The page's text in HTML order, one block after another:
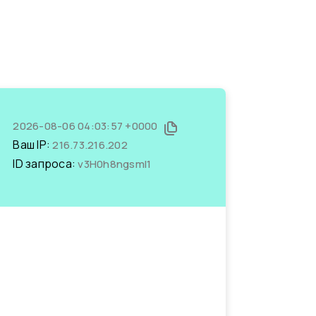
2026-08-06 04:03:57 +0000
Ваш IP:216.73.216.202
ID запроса:v3H0h8ngsmI1